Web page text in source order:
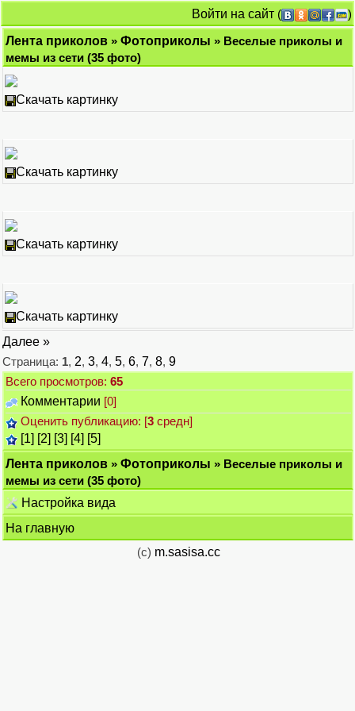
Войти на сайт (
)
Лента приколов » Фотоприколы » Веселые приколы и
мемы из сети (35 фото)
Скачать картинку
Скачать картинку
Скачать картинку
Скачать картинку
Далее »
Страница: 1, 2, 3, 4, 5, 6, 7, 8, 9
Всего просмотров: 65
Комментарии [0]
Оценить публикацию: [3 средн]
[1] [2] [3] [4] [5]
Лента приколов » Фотоприколы » Веселые приколы и
мемы из сети (35 фото)
Настройка вида
На главную
(c) m.sasisa.cc